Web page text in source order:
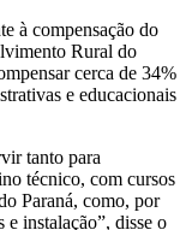
à compensação do
Rural do
cerca de 34%
e educacionais
tanto para
técnico, com cursos
Paraná, como, por
instalação”, disse o